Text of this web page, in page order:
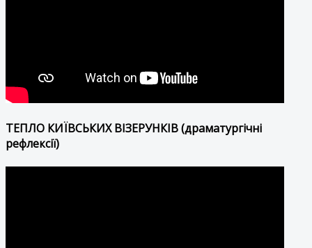
ТЕПЛО КИЇВСЬКИХ ВІЗЕРУНКІВ (драматургічні
рефлексії)